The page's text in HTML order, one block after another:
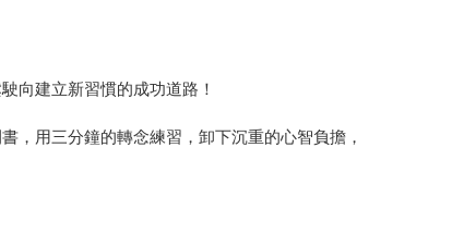
向建立新習慣的成功道路！
，用三分鐘的轉念練習，卸下沉重的心智負擔，